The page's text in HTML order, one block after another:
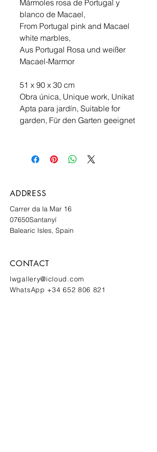
Mármoles rosa de Portugal y
blanco de Macael,
From Portugal pink and Macael
white marbles,
Aus Portugal Rosa und weißer
Macael-Marmor
51 x 90 x 30 cm
Obra única, Unique work, Unikat
Apta para jardín, Suitable for
garden, Für den Garten geeignet
ADDRESS
Carrer da la Mar 16
07650Santanyí
Balearic Isles, Spain
CONTACT
lwgallery@icloud.com
WhatsApp +34 652 806 821